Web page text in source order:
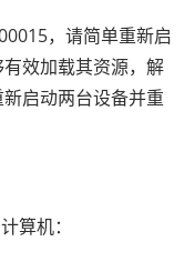
，请简单重新启
效加载其资源，解
启动两台设备并重
算机：